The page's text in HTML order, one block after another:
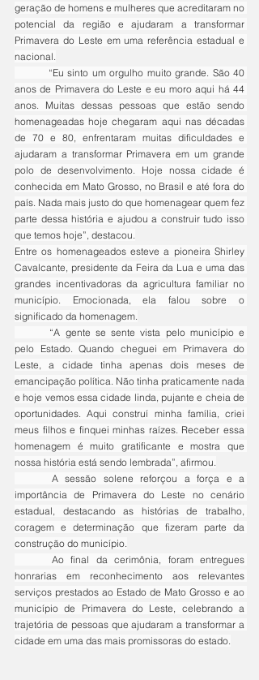
geração de homens e mulheres que acreditaram no
potencial da região e ajudaram a transformar
Primavera do Leste em uma referência estadual e
nacional.
anos de Primavera do Leste e eu moro aqui há 44
anos. Muitas dessas pessoas que estão sendo
homenageadas hoje chegaram aqui nas décadas
de 70 e 80, enfrentaram muitas dificuldades e
ajudaram a transformar Primavera em um grande
polo de desenvolvimento. Hoje nossa cidade é
conhecida em Mato Grosso, no Brasil e até fora do
país. Nada mais justo do que homenagear quem fez
parte dessa história e ajudou a construir tudo isso
que temos hoje”, destacou.
Entre os homenageados esteve a pioneira Shirley
Cavalcante, presidente da Feira da Lua e uma das
grandes incentivadoras da agricultura familiar no
município. Emocionada, ela falou sobre o
significado da homenagem.
pelo Estado. Quando cheguei em Primavera do
Leste, a cidade tinha apenas dois meses de
emancipação política. Não tinha praticamente nada
e hoje vemos essa cidade linda, pujante e cheia de
oportunidades. Aqui construí minha família, criei
meus filhos e finquei minhas raízes. Receber essa
homenagem é muito gratificante e mostra que
nossa história está sendo lembrada”, afirmou.
importância de Primavera do Leste no cenário
estadual, destacando as histórias de trabalho,
coragem e determinação que fizeram parte da
construção do município.
honrarias em reconhecimento aos relevantes
serviços prestados ao Estado de Mato Grosso e ao
município de Primavera do Leste, celebrando a
trajetória de pessoas que ajudaram a transformar a
cidade em uma das mais promissoras do estado.